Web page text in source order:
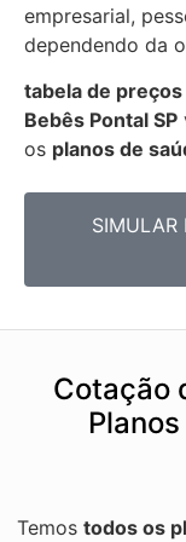
empresarial,
dependendo da
tabela de preços
Bebês Pontal SP
os planos de
SIMULAR
Cotação
Temos todos os